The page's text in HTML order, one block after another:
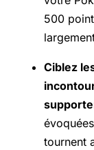
500
Ciblez
tournent